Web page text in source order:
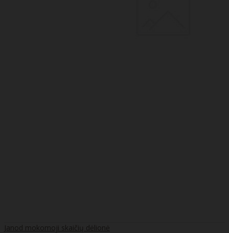
Janod mokomoji skaičių dėlionė